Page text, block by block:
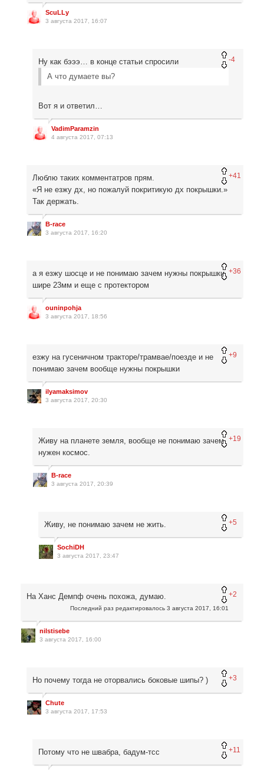
ScuLLy
3 августа 2017, 16:07
-4
Ну как бэээ… в конце статьи спросили
А что думаете вы?
Вот я и ответил…
VadimParamzin
4 августа 2017, 07:13
+41
Люблю таких комментатров прям.
«Я не езжу дх, но пожалуй покритикую дх покрышки.»
Так держать.
B-race
3 августа 2017, 16:20
+36
а я езжу шосце и не понимаю зачем нужны покрышки
шире 23мм и еще с протектором
ouninpohja
3 августа 2017, 18:56
+9
езжу на гусеничном тракторе/трамвае/поезде и не
понимаю зачем вообще нужны покрышки
ilyamaksimov
3 августа 2017, 20:30
+19
Живу на планете земля, вообще не понимаю зачем
нужен космос.
B-race
3 августа 2017, 20:39
+5
Живу, не понимаю зачем не жить.
SochiDH
3 августа 2017, 23:47
+2
На Ханс Демпф очень похожа, думаю.
Последний раз редактировалось 3 августа 2017, 16:01
nilstisebe
3 августа 2017, 16:00
+3
Но почему тогда не оторвались боковые шипы? )
Chute
3 августа 2017, 17:53
+11
Потому что не швабра, бадум-тсс